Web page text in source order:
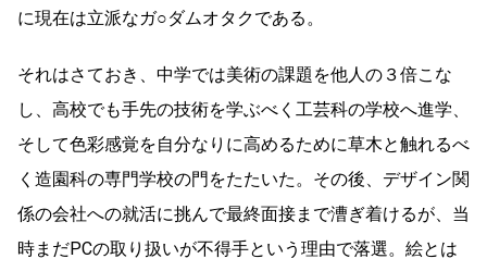
に現在は立派なガ○ダムオタクである。
それはさておき、中学では美術の課題を他人の３倍こな
し、高校でも手先の技術を学ぶべく工芸科の学校へ進学、
そして色彩感覚を自分なりに高めるために草木と触れるべ
く造園科の専門学校の門をたたいた。その後、デザイン関
係の会社への就活に挑んで最終面接まで漕ぎ着けるが、当
時まだPCの取り扱いが不得手という理由で落選。絵とは